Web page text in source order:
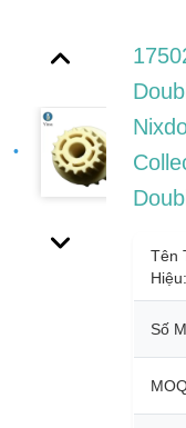
Tên
Hiệu:
Số